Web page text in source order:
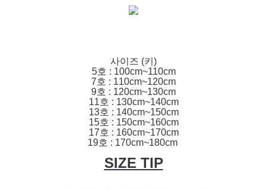
사이즈 (키)
5호 : 100cm~110cm
7호 : 110cm~120cm
9호 : 120cm~130cm
11호 : 130cm~140cm
13호 : 140cm~150cm
15호 : 150cm~160cm
17호 : 160cm~170cm
19호 : 170cm~180cm
SIZE TIP